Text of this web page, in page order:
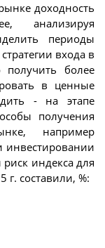
доходность
анализируя
периоды
входа в
более
в ценные
- на этапе
получения
например
инвестировании
индекса для
г. составили, %: